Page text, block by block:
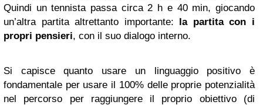
Quindi un tennista passa circa 2 h e 40 min, giocando
un’altra partita altrettanto importante: la partita con i
propri pensieri, con il suo dialogo interno.
Si capisce quanto usare un linguaggio positivo è
fondamentale per usare il 100% delle proprie potenzialità
nel percorso per raggiungere il proprio obiettivo (di